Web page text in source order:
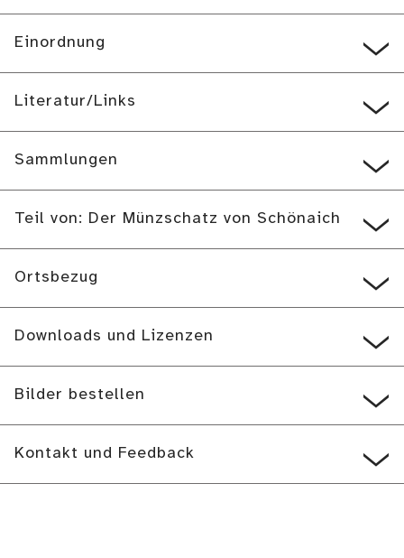
Einordnung
Literatur/Links
Sammlungen
Teil von: Der Münzschatz von Schönaich
Ortsbezug
Downloads und Lizenzen
Bilder bestellen
Kontakt und Feedback